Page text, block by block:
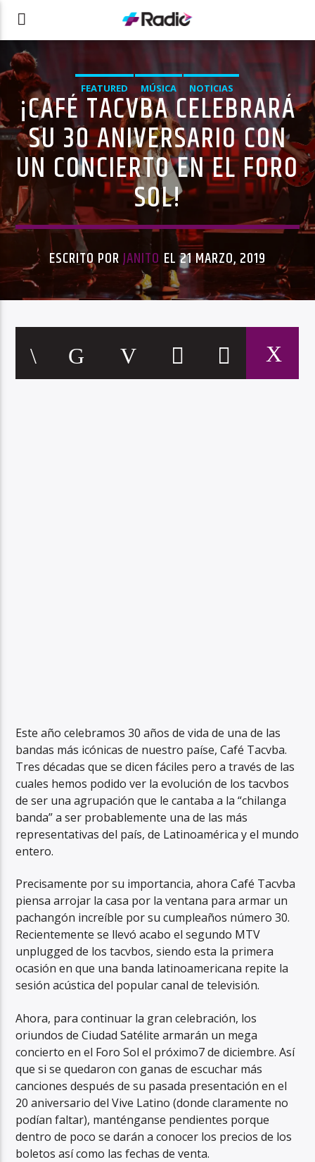
FEATURED MÚSICA NOTICIAS
¡CAFÉ TACVBA CELEBRARÁ
SU 30 ANIVERSARIO CON
UN CONCIERTO EN EL FORO
SOL!
ESCRITO PORJANITOEL 21 MARZO, 2019
Este año celebramos 30 años de vida de una de las
bandas más icónicas de nuestro paíse, Café Tacvba.
Tres décadas que se dicen fáciles pero a través de las
cuales hemos podido ver la evolución de los tacvbos
de ser una agrupación que le cantaba a la “chilanga
banda” a ser probablemente una de las más
representativas del país, de Latinoamérica y el mundo
entero.
Precisamente por su importancia, ahora Café Tacvba
piensa arrojar la casa por la ventana para armar un
pachangón increíble por su cumpleaños número 30.
Recientemente se llevó acabo el segundo MTV
unplugged de los tacvbos, siendo esta la primera
ocasión en que una banda latinoamericana repite la
sesión acústica del popular canal de televisión.
Ahora, para continuar la gran celebración, los
oriundos de Ciudad Satélite armarán un mega
concierto en el Foro Sol el próximo7 de diciembre. Así
que si se quedaron con ganas de escuchar más
canciones después de su pasada presentación en el
20 aniversario del Vive Latino (donde claramente no
podían faltar), manténganse pendientes porque
dentro de poco se darán a conocer los precios de los
boletos así como las fechas de venta.